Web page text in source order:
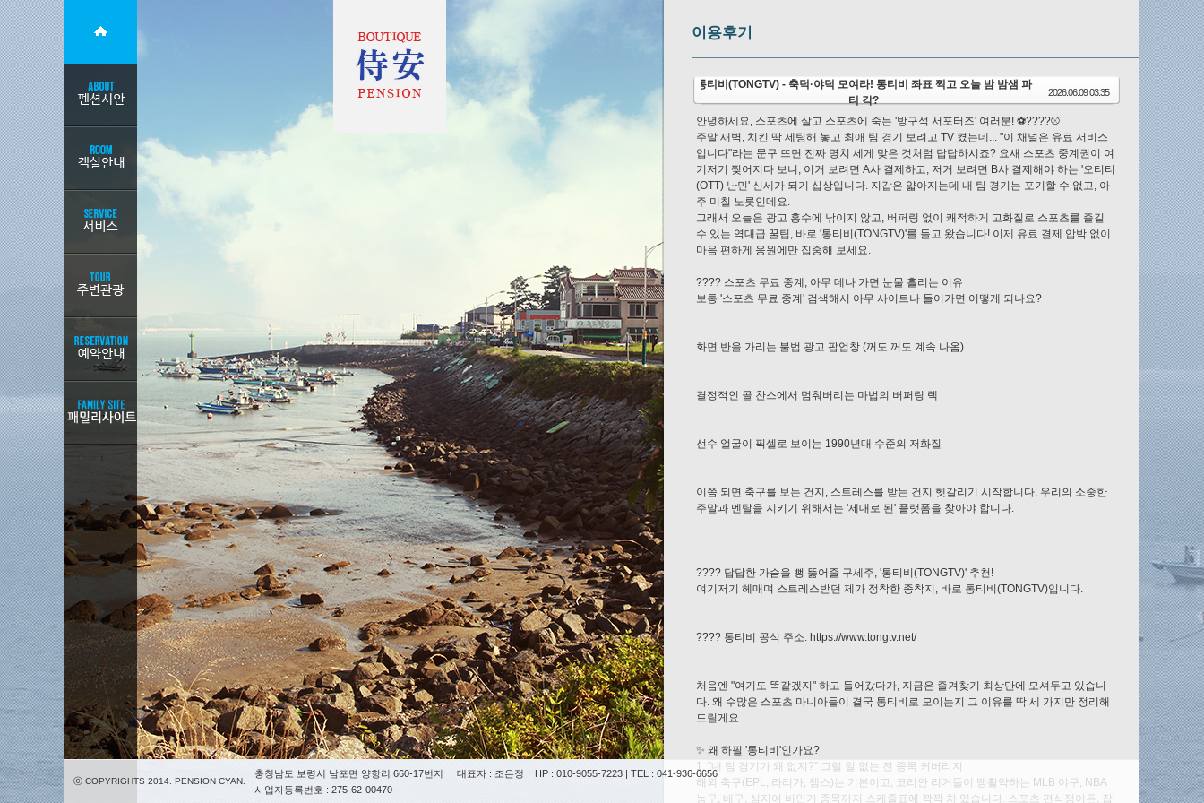
이용후기
통티비(TONGTV) - 축덕·야덕 모여라! 통티비 좌표 찍고 오늘 밤 밤샘 파
티 각?
2026.06.09 03:35
안녕하세요, 스포츠에 살고 스포츠에 죽는 '방구석 서포터즈' 여러분! ⚽????⚾
주말 새벽, 치킨 딱 세팅해 놓고 최애 팀 경기 보려고 TV 켰는데... "이 채널은 유료 서비스
입니다"라는 문구 뜨면 진짜 명치 세게 맞은 것처럼 답답하시죠? 요새 스포츠 중계권이 여
기저기 찢어지다 보니, 이거 보려면 A사 결제하고, 저거 보려면 B사 결제해야 하는 '오티티
(OTT) 난민' 신세가 되기 십상입니다. 지갑은 얇아지는데 내 팀 경기는 포기할 수 없고, 아
주 미칠 노릇인데요.
그래서 오늘은 광고 홍수에 낚이지 않고, 버퍼링 없이 쾌적하게 고화질로 스포츠를 즐길
수 있는 역대급 꿀팁, 바로 '통티비(TONGTV)'를 들고 왔습니다! 이제 유료 결제 압박 없이
마음 편하게 응원에만 집중해 보세요.
???? 스포츠 무료 중계, 아무 데나 가면 눈물 흘리는 이유
보통 '스포츠 무료 중계' 검색해서 아무 사이트나 들어가면 어떻게 되나요?
화면 반을 가리는 불법 광고 팝업창 (꺼도 꺼도 계속 나옴)
결정적인 골 찬스에서 멈춰버리는 마법의 버퍼링 렉
선수 얼굴이 픽셀로 보이는 1990년대 수준의 저화질
이쯤 되면 축구를 보는 건지, 스트레스를 받는 건지 헷갈리기 시작합니다. 우리의 소중한
주말과 멘탈을 지키기 위해서는 '제대로 된' 플랫폼을 찾아야 합니다.
???? 답답한 가슴을 뻥 뚫어줄 구세주, '통티비(TONGTV)' 추천!
여기저기 헤매며 스트레스받던 제가 정착한 종착지, 바로 통티비(TONGTV)입니다.
???? 통티비 공식 주소: https://www.tongtv.net/
처음엔 "여기도 똑같겠지" 하고 들어갔다가, 지금은 즐겨찾기 최상단에 모셔두고 있습니
다. 왜 수많은 스포츠 마니아들이 결국 통티비로 모이는지 그 이유를 딱 세 가지만 정리해
드릴게요.
✨ 왜 하필 '통티비'인가요?
1. "내 팀 경기가 왜 없지?" 그럴 일 없는 전 종목 커버리지
해외 축구(EPL, 라리가, 챔스)는 기본이고, 코리안 리거들이 맹활약하는 MLB 야구, NBA
농구, 배구, 심지어 비인기 종목까지 스케줄표에 꽉꽉 차 있습니다. 스포츠 편식쟁이든, 잡
ⓒ COPYRIGHTS 2014. PENSION CYAN.
충청남도 보령시 남포면 양항리 660-17번지 대표자 : 조은정
HP : 010-9055-7223 | TEL : 041-936-6656
사업자등록번호 : 275-62-00470